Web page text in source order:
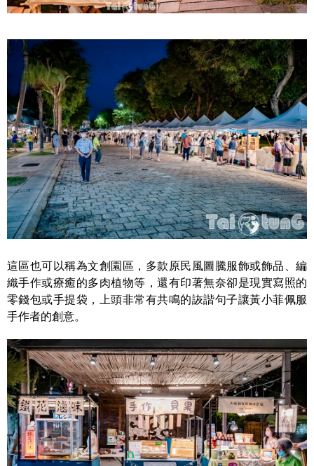
這區也可以稱為文創園區，多款原民風圖騰服飾或飾品、編
織手作或療癒的多肉植物等，還有印著無奈卻是現實寫照的
零錢包或手提袋，上頭非常有共鳴的詼諧句子讓黃小菲佩服
手作者的創意。